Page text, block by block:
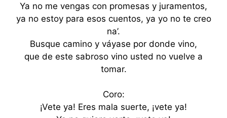
Ya no me vengas con promesas y juramentos,
ya no estoy para esos cuentos, ya yo no te creo
na’.
Busque camino y váyase por donde vino,
que de este sabroso vino usted no vuelve a
tomar.
Coro:
¡Vete ya! Eres mala suerte, ¡vete ya!